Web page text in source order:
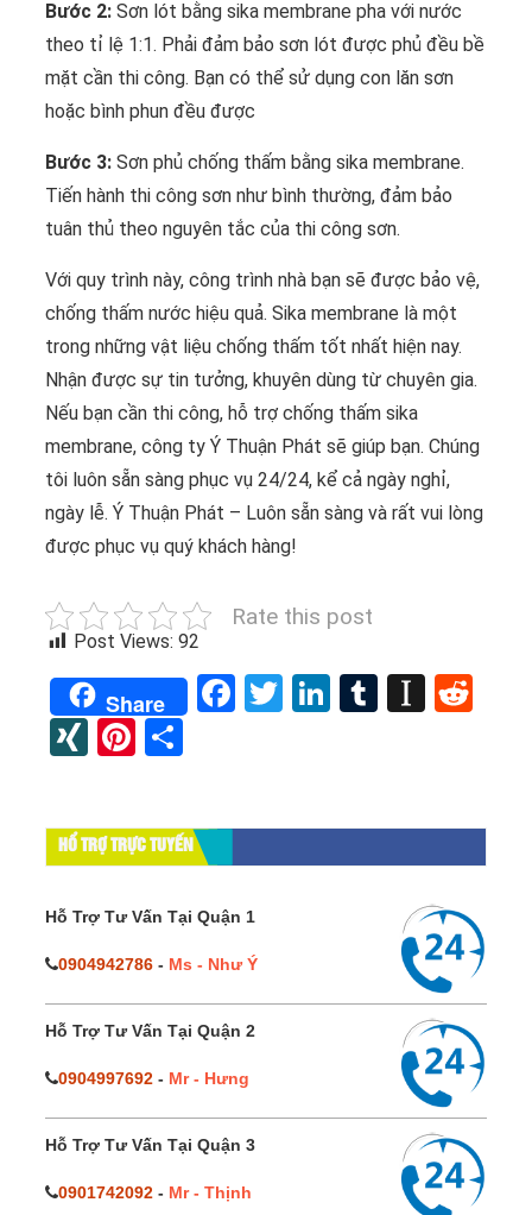
Bước 2: Sơn lót bằng sika membrane pha với nước
theo tỉ lệ 1:1. Phải đảm bảo sơn lót được phủ đều bề
mặt cần thi công. Bạn có thể sử dụng con lăn sơn
hoặc bình phun đều được
Bước 3: Sơn phủ chống thấm bằng sika membrane.
Tiến hành thi công sơn như bình thường, đảm bảo
tuân thủ theo nguyên tắc của thi công sơn.
Với quy trình này, công trình nhà bạn sẽ được bảo vệ,
chống thấm nước hiệu quả. Sika membrane là một
trong những vật liệu chống thấm tốt nhất hiện nay.
Nhận được sự tin tưởng, khuyên dùng từ chuyên gia.
Nếu bạn cần thi công, hỗ trợ chống thấm sika
membrane, công ty Ý Thuận Phát sẽ giúp bạn. Chúng
tôi luôn sẵn sàng phục vụ 24/24, kể cả ngày nghỉ,
ngày lễ. Ý Thuận Phát – Luôn sẵn sàng và rất vui lòng
được phục vụ quý khách hàng!
Rate this post
Post Views: 92
Share Facebook
TwitterLinkedIn
Tumblr
XINGPinterest
HỔ TRỢ TRỰC TUYẾN
Hỗ Trợ Tư Vấn Tại Quận 1
0904942786 - Ms - Như Ý
Hỗ Trợ Tư Vấn Tại Quận 2
0904997692 - Mr - Hưng
Hỗ Trợ Tư Vấn Tại Quận 3
0901742092 - Mr - Thịnh